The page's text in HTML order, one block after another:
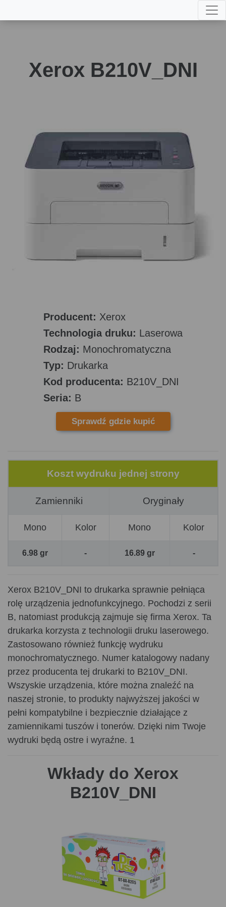
Xerox B210V_DNI
Producent: Xerox
Technologia druku: Laserowa
Rodzaj: Monochromatyczna
Typ: Drukarka
Kod producenta: B210V_DNI
Seria: B
Sprawdź gdzie kupić
Koszt wydruku jednej strony
Zamienniki Oryginały
Mono Kolor Mono Kolor
6.98 gr - 16.89 gr -
Xerox B210V_DNI to drukarka sprawnie pełniąca
rolę urządzenia jednofunkcyjnego. Pochodzi z serii
B, natomiast produkcją zajmuje się firma Xerox. Ta
drukarka korzysta z technologii druku laserowego.
Zastosowano również funkcję wydruku
monochromatycznego. Numer katalogowy nadany
przez producenta tej drukarki to B210V_DNI.
Wszyskie urządzenia, które można znaleźć na
naszej stronie, to produkty najwyższej jakości w
pełni kompatybilne i bezpiecznie działające z
zamiennikami tuszów i tonerów. Dzięki nim Twoje
wydruki będą ostre i wyraźne. 1
Wkłady do Xerox
B210V_DNI